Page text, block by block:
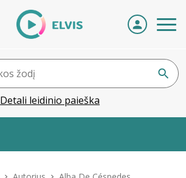
Detali leidinio paieška